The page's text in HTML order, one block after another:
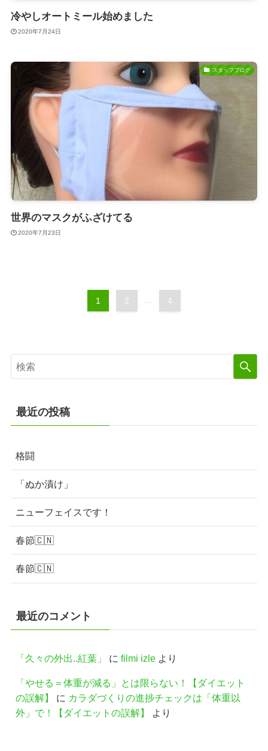
冷やしオートミール始めました
2020年7月24日
スタッフブログ
世界のマスクがふざけてる
2020年7月23日
1 2 ... 4
最近の投稿
格闘
「ぬか漬け」
ニューフェイスです！
春節🇨🇳
春節🇨🇳
最近のコメント
「久々の外出..紅葉」 に filmi izleより
「やせる＝体重が減る」とは限らない！【ダイエット
の誤解】
に カラダづくりの進捗チェックは「体重以
外」で！【ダイエットの誤解】
より